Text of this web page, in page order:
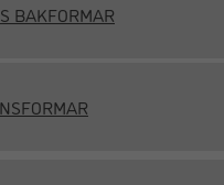
BAKFORMAR